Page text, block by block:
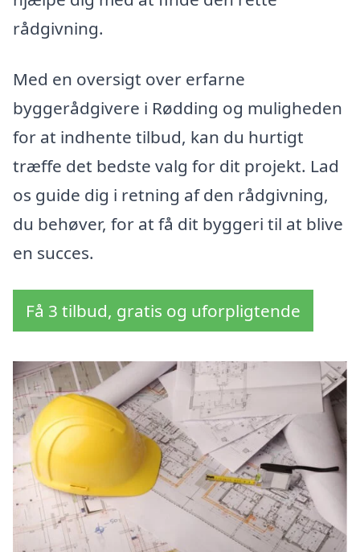
rådgivning.
Med en oversigt over erfarne
byggerådgivere i Rødding og muligheden
for at indhente tilbud, kan du hurtigt
træffe det bedste valg for dit projekt. Lad
os guide dig i retning af den rådgivning,
du behøver, for at få dit byggeri til at blive
en succes.
Få 3 tilbud, gratis og uforpligtende